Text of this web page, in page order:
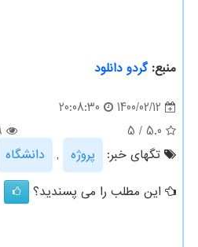
منبع:گردو دانلود
1400/02/12
20:08:30
5.0
/
5
تگهای خبر:
پروژه , دانشگاه
این مطلب را می پسندید؟